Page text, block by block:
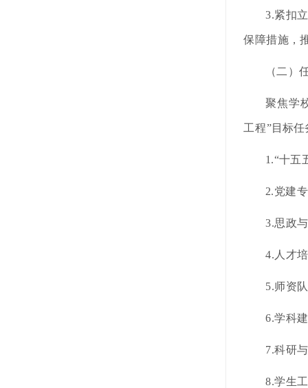
3.紧扣
保障措施，
（二）
聚焦学
工程”目标任
1.“十五
2.党建
3.思政
4.人才
5.师资
6.学科
7.科研
8.学生